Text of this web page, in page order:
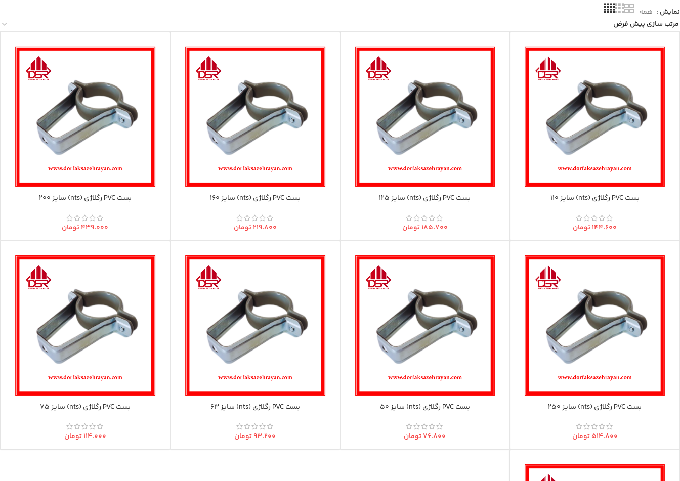
نمایش همه
بست PVC رگلاژی (nts) سایز 110
۱۴۴.۶۰۰تومان
بست PVC رگلاژی (nts) سایز 125
۱۸۵.۷۰۰تومان
بست PVC رگلاژی (nts) سایز 160
۲۱۹.۸۰۰تومان
بست PVC رگلاژی (nts) سایز 200
۴۳۹.۰۰۰تومان
بست PVC رگلاژی (nts) سایز 250
۵۱۴.۸۰۰تومان
بست PVC رگلاژی (nts) سایز 50
۷۶.۸۰۰تومان
بست PVC رگلاژی (nts) سایز 63
۹۳.۲۰۰تومان
بست PVC رگلاژی (nts) سایز 75
۱۱۴.۰۰۰تومان